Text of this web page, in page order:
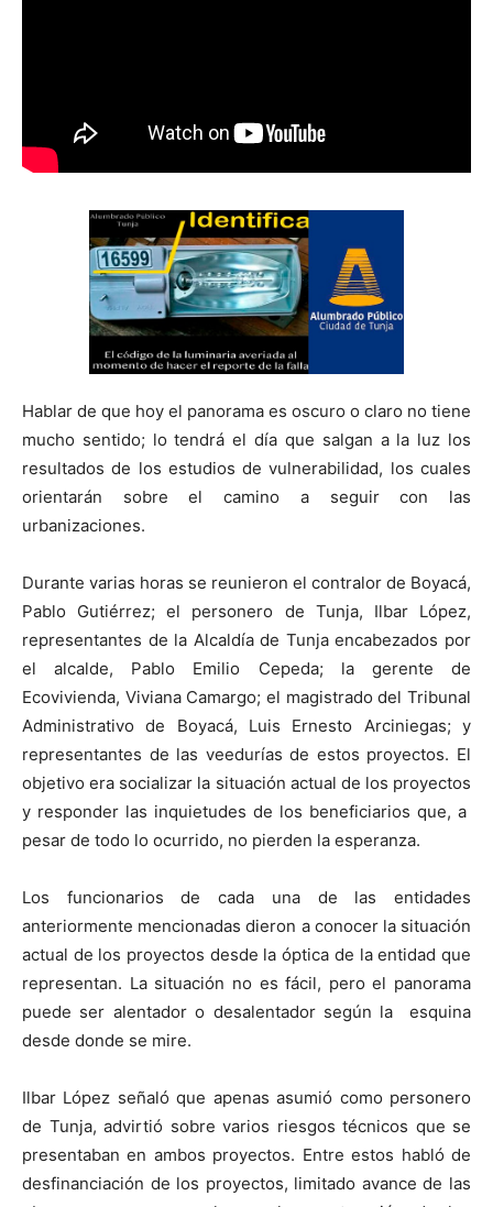
Hablar de que hoy el panorama es oscuro o claro no tiene
mucho sentido; lo tendrá el día que salgan a la luz los
resultados de los estudios de vulnerabilidad, los cuales
orientarán sobre el camino a seguir con las
urbanizaciones.
Durante varias horas se reunieron el contralor de Boyacá,
Pablo Gutiérrez; el personero de Tunja, Ilbar López,
representantes de la Alcaldía de Tunja encabezados por
el alcalde, Pablo Emilio Cepeda; la gerente de
Ecovivienda, Viviana Camargo; el magistrado del Tribunal
Administrativo de Boyacá, Luis Ernesto Arciniegas; y
representantes de las veedurías de estos proyectos. El
objetivo era socializar la situación actual de los proyectos
y responder las inquietudes de los beneficiarios que, a
pesar de todo lo ocurrido, no pierden la esperanza.
Los funcionarios de cada una de las entidades
anteriormente mencionadas dieron a conocer la situación
actual de los proyectos desde la óptica de la entidad que
representan. La situación no es fácil, pero el panorama
puede ser alentador o desalentador según la esquina
desde donde se mire.
Ilbar López señaló que apenas asumió como personero
de Tunja, advirtió sobre varios riesgos técnicos que se
presentaban en ambos proyectos. Entre estos habló de
desfinanciación de los proyectos, limitado avance de las